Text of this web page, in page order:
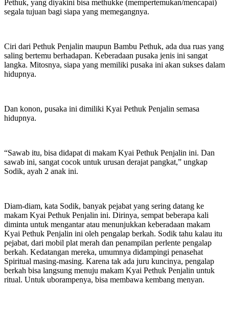
Pethuk, yang diyakini bisa methukke (mempertemukan/mencapai)
segala tujuan bagi siapa yang memegangnya.
Ciri dari Pethuk Penjalin maupun Bambu Pethuk, ada dua ruas yang
saling bertemu berhadapan. Keberadaan pusaka jenis ini sangat
langka. Mitosnya, siapa yang memiliki pusaka ini akan sukses dalam
hidupnya.
Dan konon, pusaka ini dimiliki Kyai Pethuk Penjalin semasa
hidupnya.
“Sawab itu, bisa didapat di makam Kyai Pethuk Penjalin ini. Dan
sawab ini, sangat cocok untuk urusan derajat pangkat,” ungkap
Sodik, ayah 2 anak ini.
Diam-diam, kata Sodik, banyak pejabat yang sering datang ke
makam Kyai Pethuk Penjalin ini. Dirinya, sempat beberapa kali
diminta untuk mengantar atau menunjukkan keberadaan makam
Kyai Pethuk Penjalin ini oleh pengalap berkah. Sodik tahu kalau itu
pejabat, dari mobil plat merah dan penampilan perlente pengalap
berkah. Kedatangan mereka, umumnya didampingi penasehat
Spiritual masing-masing. Karena tak ada juru kuncinya, pengalap
berkah bisa langsung menuju makam Kyai Pethuk Penjalin untuk
ritual. Untuk uborampenya, bisa membawa kembang menyan.